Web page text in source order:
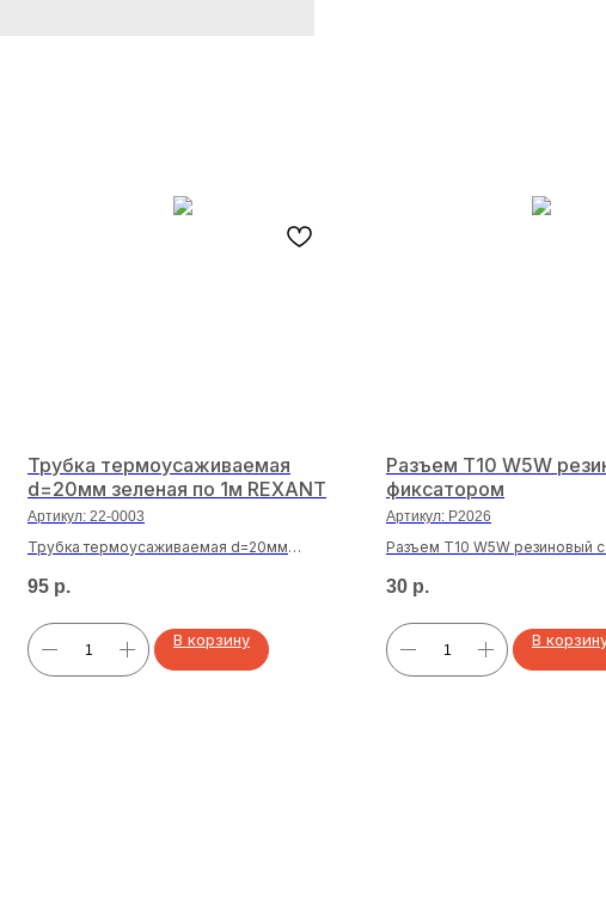
Трубка термоусаживаемая
d=20мм зеленая по 1м REXANT
Артикул: 22-0003
Трубка термоусаживаемая d=20мм
95 р.
В корзину
Разъем T10 W5W
фиксатором
Артикул: P2026
Разъем T10 W5W резиновый
30 р.
В